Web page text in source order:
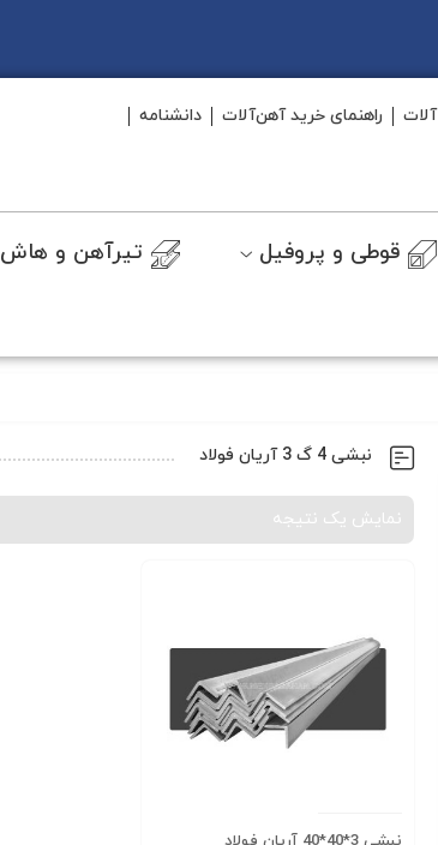
راهنمای خرید آهن‌آلات دانشنامه
قوطی و پروفیل تیرآهن و هاش
نبشی 4 گ 3 آریان فولاد
نمایش یک نتیجه